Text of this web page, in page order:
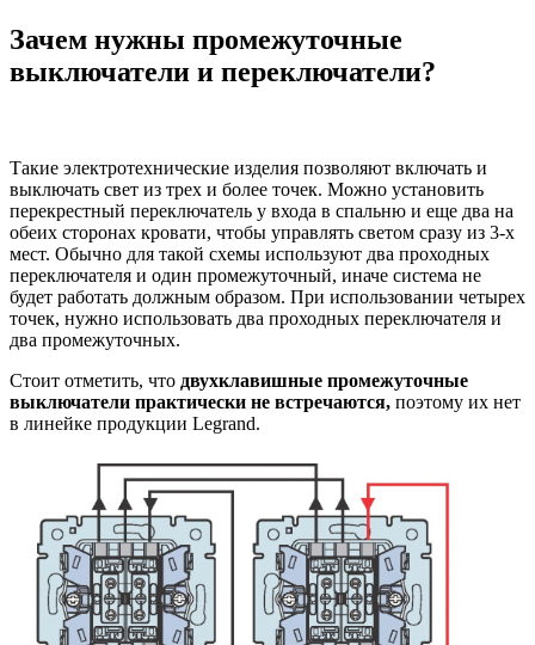
Зачем нужны промежуточные
выключатели и переключатели?
Такие электротехнические изделия позволяют включать и
выключать свет из трех и более точек. Можно установить
перекрестный переключатель у входа в спальню и еще два на
обеих сторонах кровати, чтобы управлять светом сразу из 3-х
мест. Обычно для такой схемы используют два проходных
переключателя и один промежуточный, иначе система не
будет работать должным образом. При использовании четырех
точек, нужно использовать два проходных переключателя и
два промежуточных.
Стоит отметить, что двухклавишные промежуточные
выключатели практически не встречаются, поэтому их нет
в линейке продукции Legrand.